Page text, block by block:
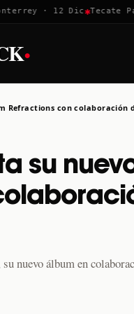
· 12 Dic ✱Tecate Pa'l
·
Refractions con colaboración
su
nuevo álbum en